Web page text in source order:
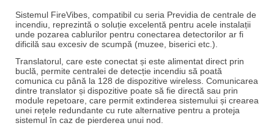
Sistemul FireVibes , compatibil cu seria Previdia de centrale de
incendiu, reprezintă o soluție excelentă pentru acele instalații
unde pozarea cablurilor pentru conectarea detectorilor ar fi
dificilă sau excesiv de scumpă (muzee, biserici etc.).
Translatorul, care este conectat și este alimentat direct prin
buclă, permite centralei de detecție incendiu să poată
comunica cu până la 128 de dispozitive wireless. Comunicarea
dintre translator și dispozitive poate să fie directă sau prin
module repetoare, care permit extinderea sistemului și crearea
unei rețele redundante cu rute alternative pentru a proteja
sistemul în caz de pierderea unui nod.